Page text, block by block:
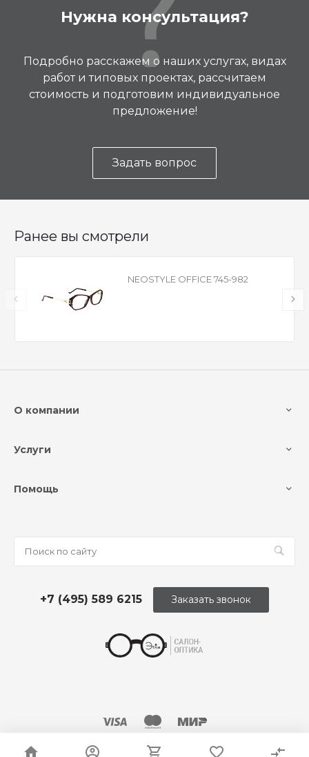
Нужна консультация?
Подробно расскажем о наших услугах, видах
работ и типовых проектах, рассчитаем
стоимость и подготовим индивидуальное
предложение!
Задать вопрос
Ранее вы смотрели
NEOSTYLE OFFICE 745-982
О компании
Услуги
Помощь
+7 (495) 589 6215 Заказать звонок